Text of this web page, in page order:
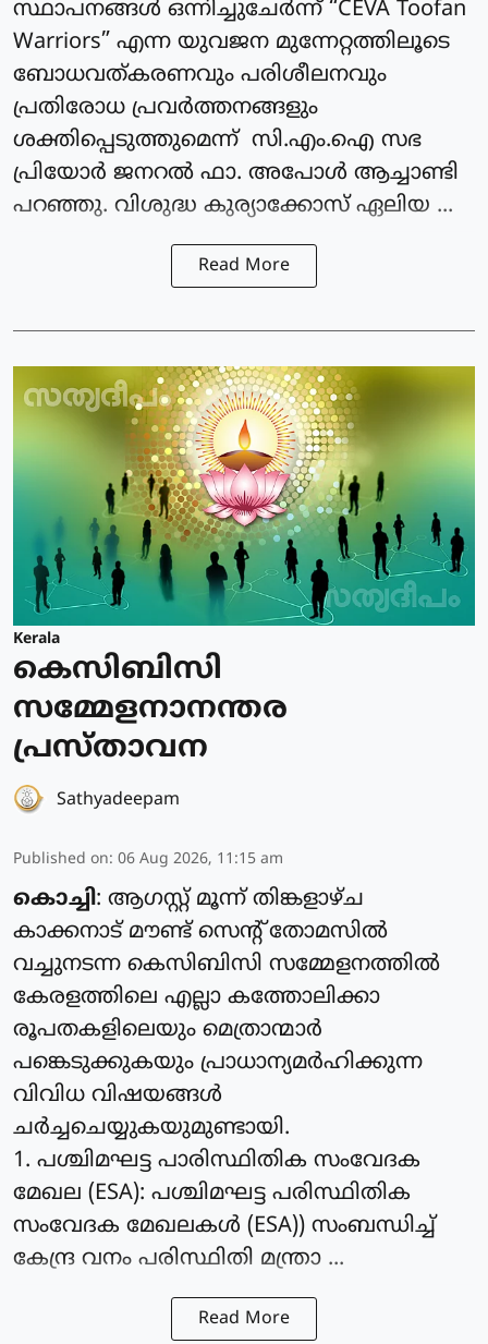
സ്ഥാപനങ്ങൾ ഒന്നിച്ചുചേർന്ന് “CEVA Toofan
Warriors” എന്ന യുവജന മുന്നേറ്റത്തിലൂടെ
ബോധവത്കരണവും പരിശീലനവും
പ്രതിരോധ പ്രവർത്തനങ്ങളും
ശക്തിപ്പെടുത്തുമെന്ന് സി.എം.ഐ സഭ
പ്രിയോർ ജനറൽ ഫാ. അപോൾ ആച്ചാണ്ടി
പറഞ്ഞു. വിശുദ്ധ കുര്യാക്കോസ് ഏലിയ ...
Read More
Kerala
കെസിബിസി
സമ്മേളനാനന്തര
പ്രസ്താവന
Sathyadeepam
Published on: 06 Aug 2026, 11:15 am
കൊച്ചി: ആഗസ്റ്റ് മൂന്ന് തിങ്കളാഴ്ച
കാക്കനാട് മൗണ്ട് സെന്റ് തോമസില്‍
വച്ചുനടന്ന കെസിബിസി സമ്മേളനത്തില്‍
കേരളത്തിലെ എല്ലാ കത്തോലിക്കാ
രൂപതകളിലെയും മെത്രാന്മാര്‍
പങ്കെടുക്കുകയും പ്രാധാന്യമര്‍ഹിക്കുന്ന
വിവിധ വിഷയങ്ങള്‍
ചര്‍ച്ചചെയ്യുകയുമുണ്ടായി.
1. പശ്ചിമഘട്ട പാരിസ്ഥിതിക സംവേദക
മേഖല (ESA): പശ്ചിമഘട്ട പരിസ്ഥിതിക
സംവേദക മേഖലകള്‍ (ESA)) സംബന്ധിച്ച്
കേന്ദ്ര വനം പരിസ്ഥിതി മന്ത്രാ ...
Read More